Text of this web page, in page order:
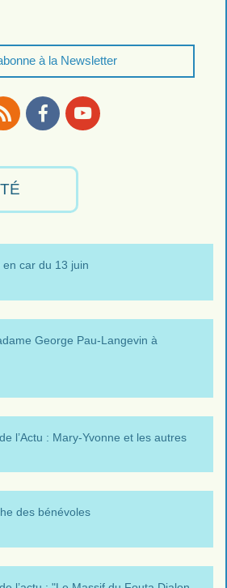
à la Newsletter
car du 13 juin
George Pau-Langevin à
l’Actu : Mary-Yvonne et les autres
des bénévoles